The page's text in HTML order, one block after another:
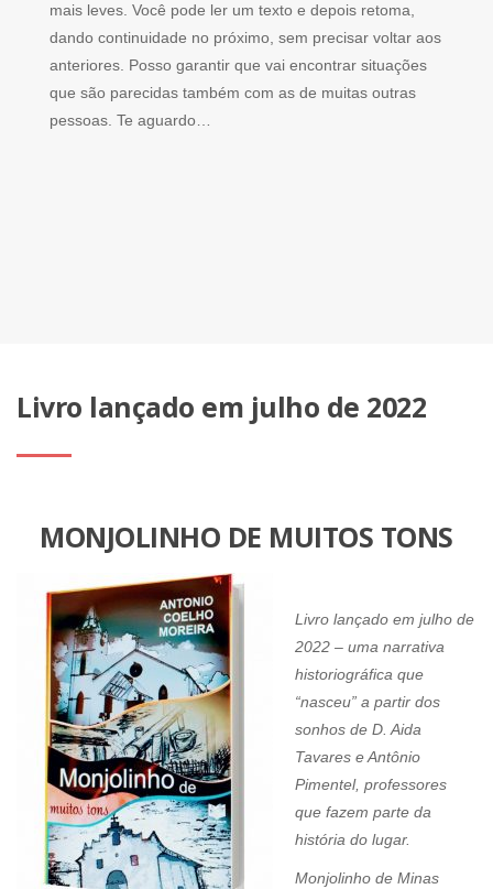
mais leves. Você pode ler um texto e depois retoma,
dando continuidade no próximo, sem precisar voltar aos
anteriores. Posso garantir que vai encontrar situações
que são parecidas também com as de muitas outras
pessoas. Te aguardo…
Livro lançado em julho de 2022
MONJOLINHO DE MUITOS TONS
Livro lançado em julho de
2022 – uma narrativa
historiográfica que
“nasceu” a partir dos
sonhos de D. Aida
Tavares e Antônio
Pimentel, professores
que fazem parte da
história do lugar.
Monjolinho de Minas